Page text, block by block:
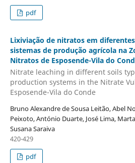
pdf
Lixiviação de nitratos em
sistemas de produção agrícola na
Nitratos de Esposende-Vila do
Nitrate leaching in different soils
production systems in the Nitrate
Esposende-Vila do Conde
Bruno Alexandre de Sousa Leitão, Abel
Peixoto, António Duarte, José Lima,
Susana Saraiva
420-429
pdf